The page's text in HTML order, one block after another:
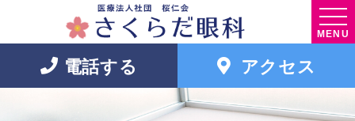
MENU
電話する アクセス